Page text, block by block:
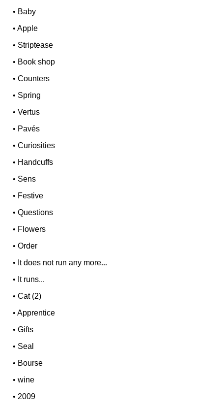
• Baby
•Apple
• Striptease
• Book shop
•Counters
• Spring
•Vertus
• Pavés
•Curiosities
• Handcuffs
• Sens
• Festive
•Questions
• Flowers
•Order
• It does not run any more...
• It runs...
•Cat (2)
•Apprentice
•Gifts
• Seal
• Bourse
•wine
•2009